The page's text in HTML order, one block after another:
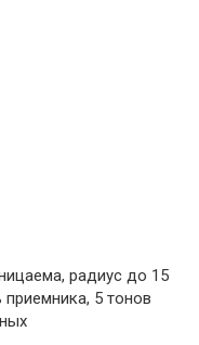
радиус до 15
5 тонов